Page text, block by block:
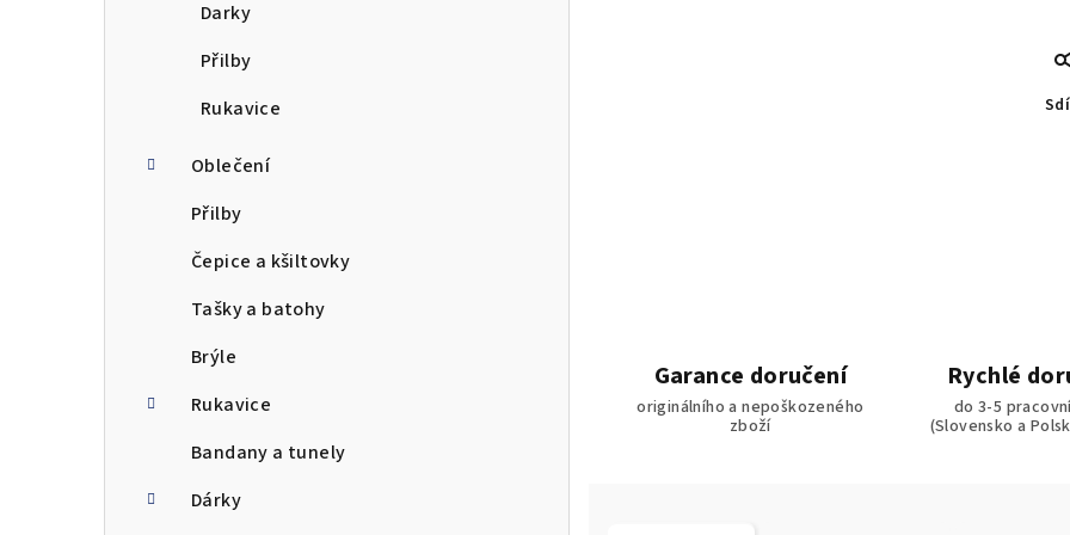
Darky
Přilby
Rukavice
Oblečení
Přilby
Čepice a kšiltovky
Tašky a batohy
Brýle
Rukavice
Bandany a tunely
Dárky
Garance doručení
originálního a nepoškozeného
zboží
Rychlé
do 3-5
(Slovensko a